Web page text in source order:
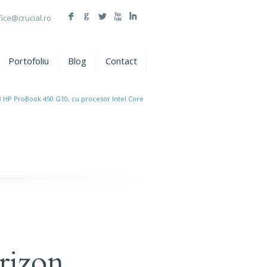
F G L X I
Portofoliu Blog Contact
HP ProBook 450 G10, cu procesor Intel Core